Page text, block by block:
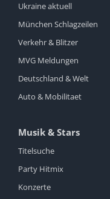
Ukraine aktuell
München Schlagzeilen
Verkehr & Blitzer
MVG Meldungen
Deutschland & Welt
Auto & Mobilitaet
Musik & Stars
Titelsuche
Party Hitmix
Konzerte